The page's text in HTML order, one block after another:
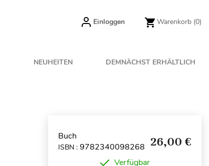
Einloggen Warenkorb (0)
NEUHEITEN DEMNÄCHST ERHÄLTLICH
Buch
ISBN : 9782340098268 26,00 €
Verfügbar